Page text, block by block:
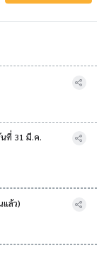
ที่ 31 มี.ค.
แล้ว)